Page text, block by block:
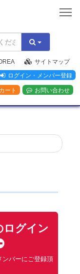
サイトマップ
ログイン・メンバー登録
カート お問い合わせ
ログイン
ンバーにご登録頂